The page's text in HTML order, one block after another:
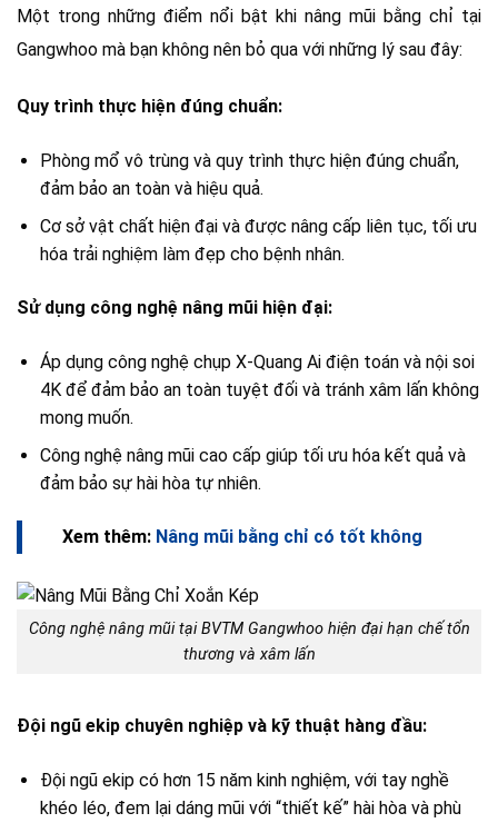
Một trong những điểm nổi bật khi nâng mũi bằng chỉ tại
Gangwhoo mà bạn không nên bỏ qua với những lý sau đây:
Quy trình thực hiện đúng chuẩn:
Phòng mổ vô trùng và quy trình thực hiện đúng chuẩn,
đảm bảo an toàn và hiệu quả.
Cơ sở vật chất hiện đại và được nâng cấp liên tục, tối ưu
hóa trải nghiệm làm đẹp cho bệnh nhân.
Sử dụng công nghệ nâng mũi hiện đại:
Áp dụng công nghệ chụp X-Quang Ai điện toán và nội soi
4K để đảm bảo an toàn tuyệt đối và tránh xâm lấn không
mong muốn.
Công nghệ nâng mũi cao cấp giúp tối ưu hóa kết quả và
đảm bảo sự hài hòa tự nhiên.
Xem thêm: Nâng mũi bằng chỉ có tốt không
Công nghệ nâng mũi tại BVTM Gangwhoo hiện đại hạn chế tổn
thương và xâm lấn
Đội ngũ ekip chuyên nghiệp và kỹ thuật hàng đầu:
Đội ngũ ekip có hơn 15 năm kinh nghiệm, với tay nghề
khéo léo, đem lại dáng mũi với “thiết kế” hài hòa và phù